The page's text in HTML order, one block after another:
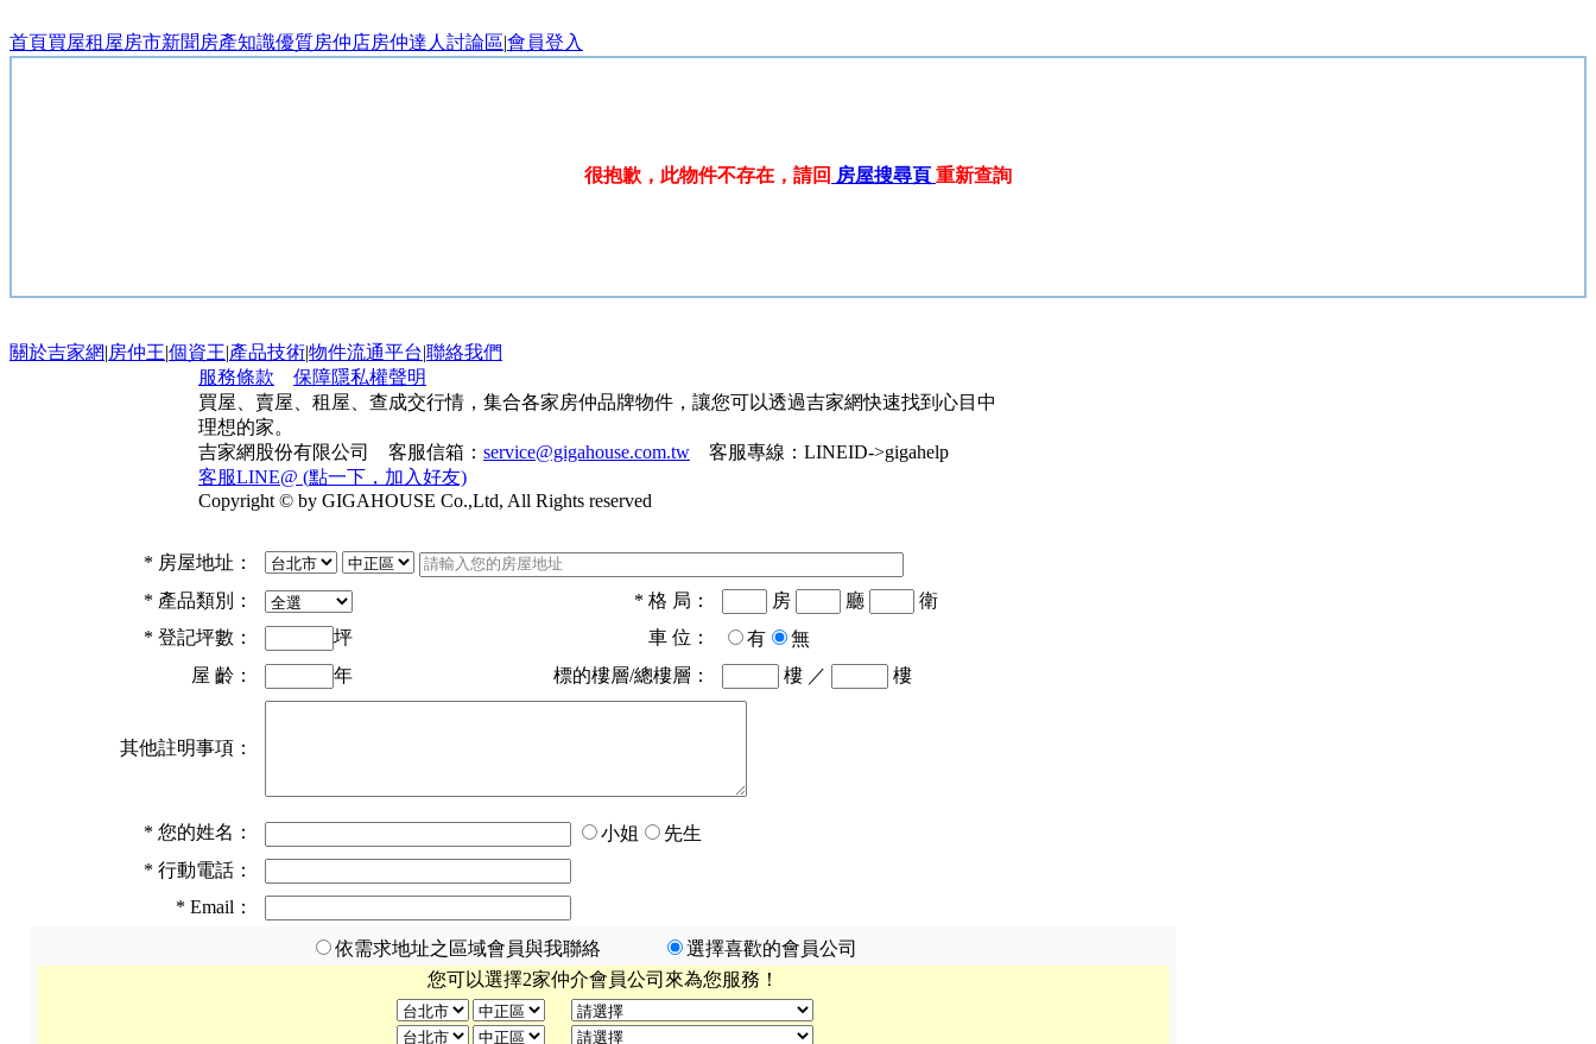
首頁買屋租屋房市新聞 房產知識優質房仲店房仲達人 討論區|會員登入
很抱歉，此物件不存在，請回 房屋搜尋頁 重新查詢
關於吉家網|房仲王|個資王|產品技術|物件流通平台|聯絡我們
服務條款
保障隱私權聲明
買屋、賣屋、租屋、查成交行情，集合各家房仲品牌物件，讓您可以透過吉家網快速找到心目中
理想的家。
吉家網股份有限公司 客服信箱： service@gigahouse.com.tw 客服專線： LINEID->gigahelp
客服LINE@ (點一下，加入好友)
Copyright © by GIGAHOUSE Co.,Ltd, All Rights reserved